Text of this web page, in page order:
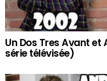
Un Dos Tres Avant et
série télévisée)